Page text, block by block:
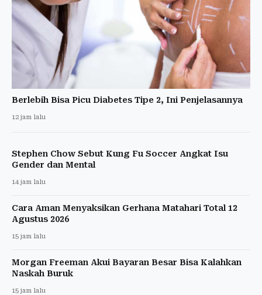
Berlebih Bisa Picu Diabetes Tipe 2, Ini Penjelasannya
12 jam lalu
Stephen Chow Sebut Kung Fu Soccer Angkat Isu
Gender dan Mental
14 jam lalu
Cara Aman Menyaksikan Gerhana Matahari Total 12
Agustus 2026
15 jam lalu
Morgan Freeman Akui Bayaran Besar Bisa Kalahkan
Naskah Buruk
15 jam lalu